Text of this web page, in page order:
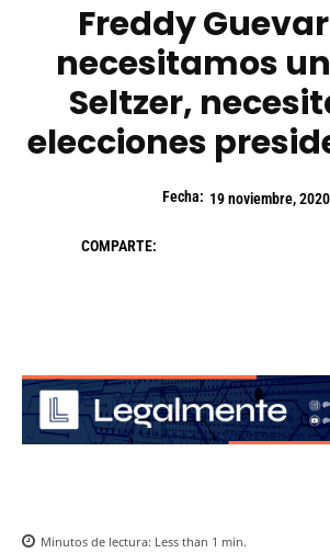
Freddy
necesitamos
Seltzer,
elecciones
Fecha: 19 noviembre, 2020
COMPARTE:
Minutos de lectura: Less than 1 min.